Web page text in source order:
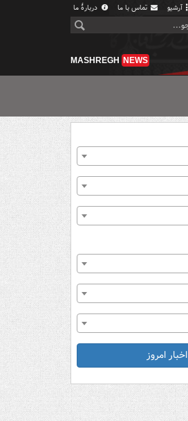
آرشیو تماس با ما دربارهٔ ما
MASHREGH NEWS
اخبار امروز